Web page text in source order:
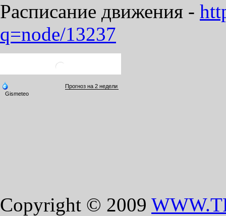
Расписание движения -
q=node/13237
Copyright © 2009